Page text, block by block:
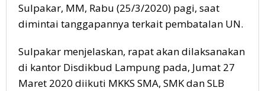
Sulpakar, MM, Rabu (25/3/2020) pagi, saat
dimintai tanggapannya terkait pembatalan UN.
Sulpakar menjelaskan, rapat akan dilaksanakan
di kantor Disdikbud Lampung pada, Jumat 27
Maret 2020 diikuti MKKS SMA, SMK dan SLB